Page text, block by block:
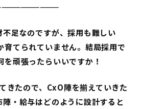
足なのですが、採用も難しい
育てられていません。結局採用で
頑張ったらいいですか！
きたので、CxO陣を揃えていきた
陣・給与はどのように設計すると